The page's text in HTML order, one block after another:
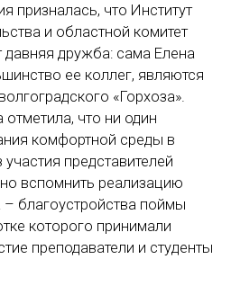
призналась, что Институт
и областной комитет
давняя дружба: сама Елена
ее коллег, являются
«Горхоза».
отметила, что ни один
комфортной среды в
представителей
вспомнить реализацию
– благоустройства поймы
которого принимали
преподаватели и студенты